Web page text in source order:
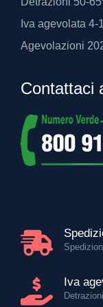
Iva agevolata 4-
Agevolazioni
Contattaci
Iva